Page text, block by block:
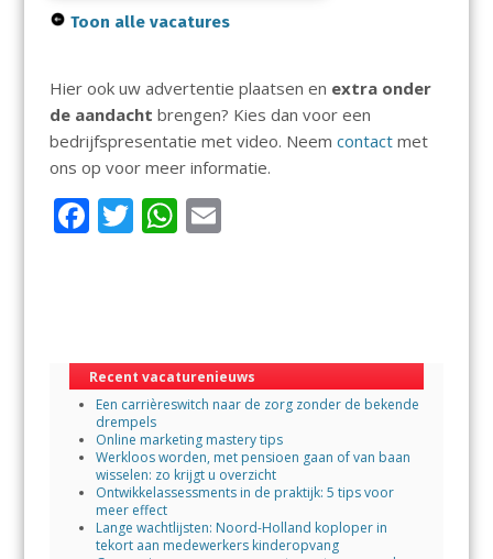
Toon alle vacatures
Hier ook uw advertentie plaatsen en extra onder
de aandacht brengen? Kies dan voor een
bedrijfspresentatie met video. Neem contactmet
ons op voor meer informatie.
F
o
o
k
T W
A
p
p
E
Recent vacaturenieuws
Een carrièreswitch naar de zorg zonder de bekende
drempels
Online marketing mastery tips
Werkloos worden, met pensioen gaan of van baan
wisselen: zo krijgt u overzicht
Ontwikkelassessments in de praktijk: 5 tips voor
meer effect
Lange wachtlijsten: Noord-Holland koploper in
tekort aan medewerkers kinderopvang